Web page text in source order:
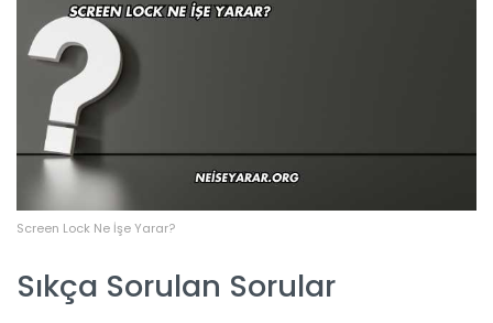
Screen Lock Ne İşe Yarar?
Sıkça Sorulan Sorular